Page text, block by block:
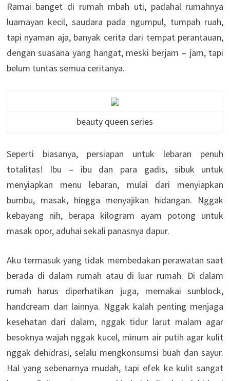
Ramai banget di rumah mbah uti, padahal rumahnya
luamayan kecil, saudara pada ngumpul, tumpah ruah,
tapi nyaman aja, banyak cerita dari tempat perantauan,
dengan suasana yang hangat, meski berjam – jam, tapi
belum tuntas semua ceritanya.
beauty queen series
Seperti biasanya, persiapan untuk lebaran penuh
totalitas! Ibu – ibu dan para gadis, sibuk untuk
menyiapkan menu lebaran, mulai dari menyiapkan
bumbu, masak, hingga menyajikan hidangan. Nggak
kebayang nih, berapa kilogram ayam potong untuk
masak opor, aduhai sekali panasnya dapur.
Aku termasuk yang tidak membedakan perawatan saat
berada di dalam rumah atau di luar rumah. Di dalam
rumah harus diperhatikan juga, memakai sunblock,
handcream dan lainnya. Nggak kalah penting menjaga
kesehatan dari dalam, nggak tidur larut malam agar
besoknya wajah nggak kucel, minum air putih agar kulit
nggak dehidrasi, selalu mengkonsumsi buah dan sayur.
Hal yang sebenarnya mudah, tapi efek ke kulit sangat